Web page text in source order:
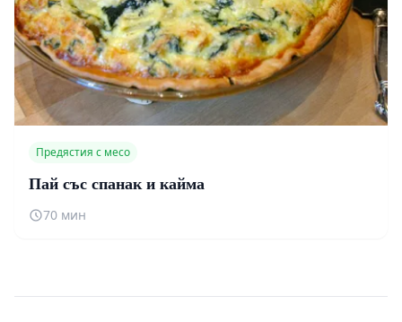
Предястия с месо
Пай със спанак и кайма
70 мин